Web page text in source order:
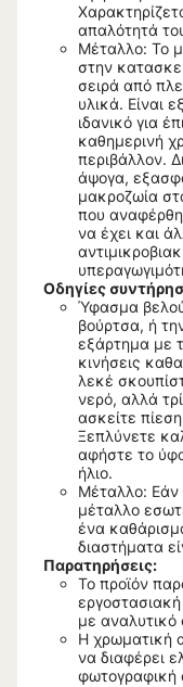
απαλότητά
Μέταλλο: Το
στην
σειρά από
υλικά. Είναι
ιδανικό για
καθημερινή
περιβάλλον.
άψογα,
μακροζωία
που
να έχει και
Οδηγίες
Ύφασμα
βούρτσα, ή
εξάρτημα με
κινήσεις
λεκέ
νερό, αλλά
ασκείτε
Ξεπλύνετε
αφήστε το
ήλιο.
Μέταλλο: Εάν
μέταλλο
ένα
διαστήματα
Παρατηρήσεις:
Το προϊόν
με
Η χρωματική
να διαφέρει
φωτογραφική